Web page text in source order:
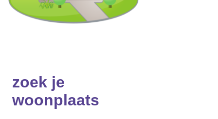
zoek je
woonplaats